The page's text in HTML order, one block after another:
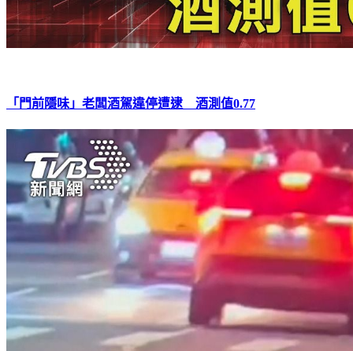
「門前隱味」老闆酒駕違停遭逮 酒測值0.77